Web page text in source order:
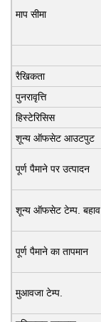
माप सीमा
रैखिकता
पुनरावृत्ति
हिस्टेरिसिस
शून्य ऑफसेट आउटपुट
पूर्ण पैमाने पर उत्पादन
शून्य ऑफसेट टेम्प. बहाव
पूर्ण पैमाने का तापमान
मुआवजा टेम्प.